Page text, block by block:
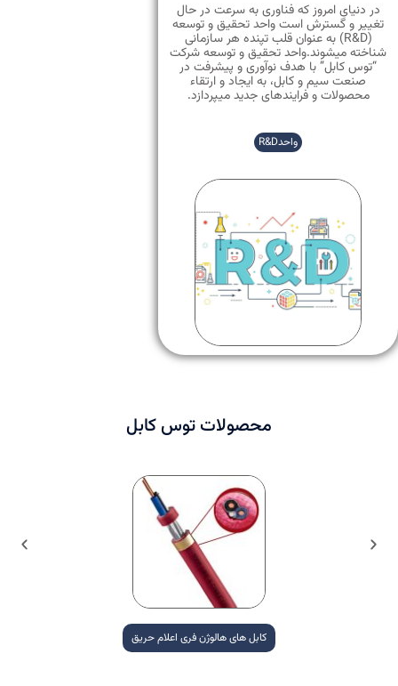
در دنیای امروز که فناوری به سرعت در حال
تغییر و گسترش است واحد تحقیق و توسعه
(R&D) به عنوان قلب تپنده هر سازمانی
شناخته میشوند.واحد تحقیق و توسعه شرکت
“توس کابل” با هدف نوآوری و پیشرفت در
صنعت سیم و کابل، به ایجاد و ارتقاء
محصولات و فرایندهای جدید میپردازد.
واحدR&D
محصولات توس کابل
کابل های هالوژن فری اعلام حریق